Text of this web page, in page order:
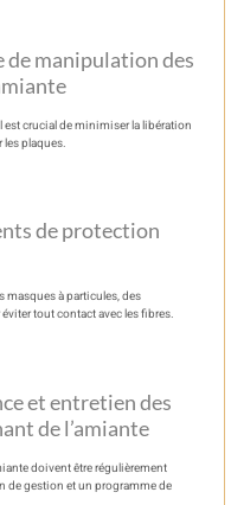
de manipulation des
crucial de minimiser la libération
les plaques.
de protection
masques à particules, des
tout contact avec les fibres.
et entretien des
de l’amiante
doivent être régulièrement
de gestion et un programme de